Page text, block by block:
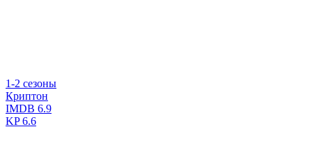
1-2 сезоны
Криптон
IMDB 6.9
KP6.6